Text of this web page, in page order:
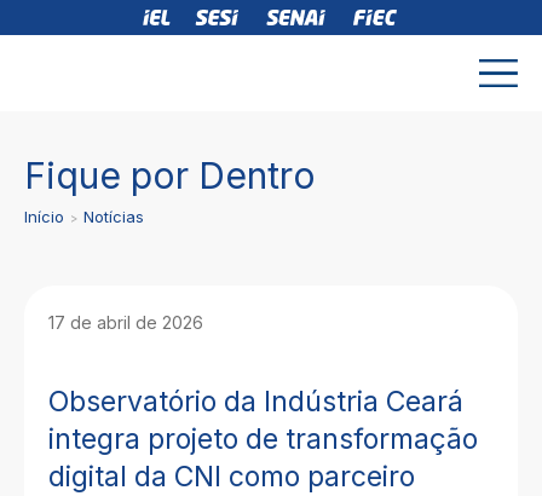
Fique por Dentro
Início Notícias
17 de abril de 2026
Observatório da Indústria Ceará
integra projeto de transformação
digital da CNI como parceiro